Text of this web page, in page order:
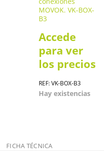
MOVOK. VK-BOX-
B3
Accede
para ver
los precios
REF: VK-BOX-B3
Hay existencias
FICHA TÉCNICA